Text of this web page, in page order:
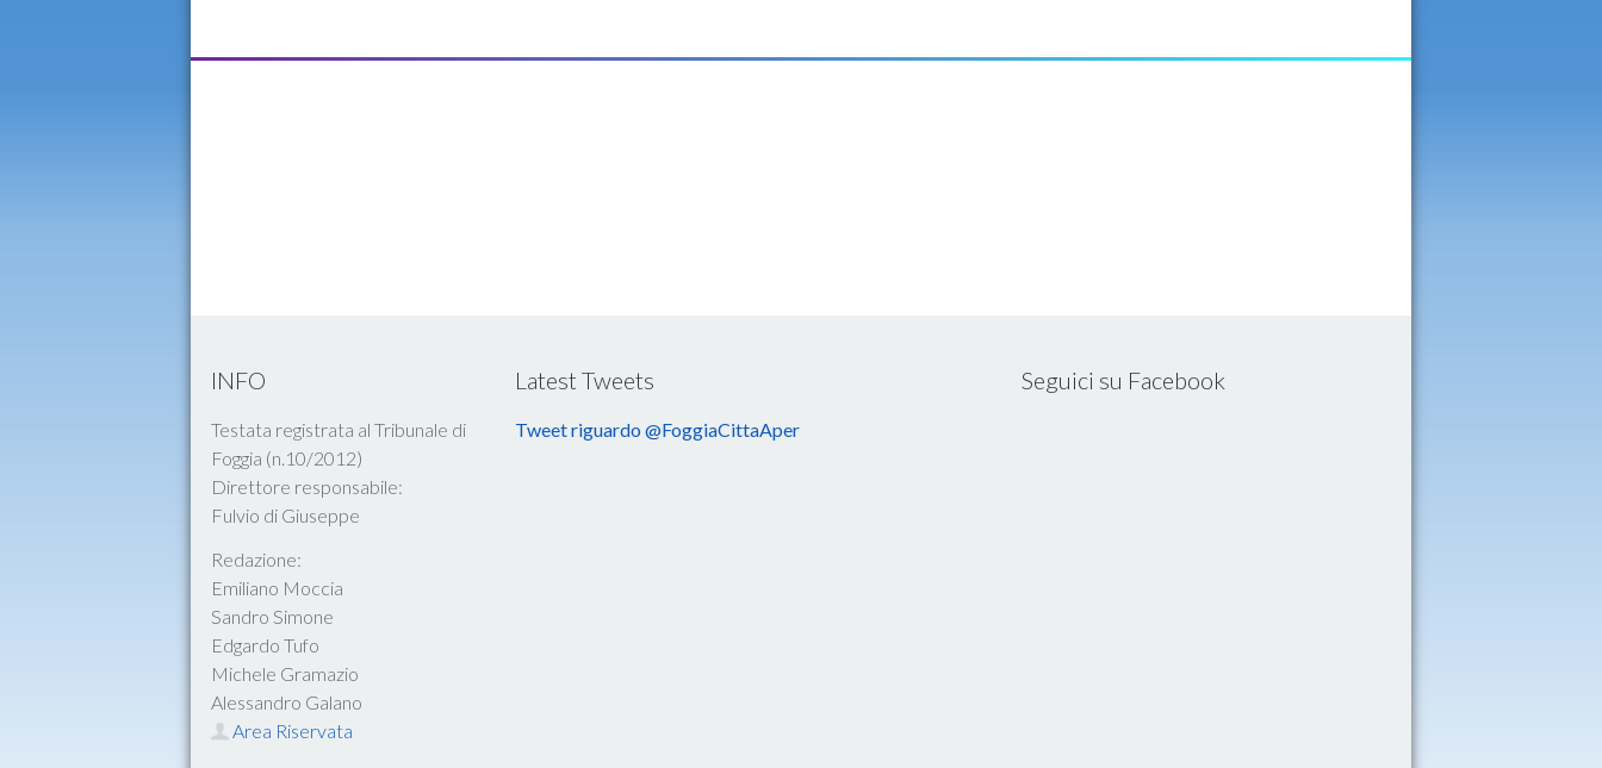
INFO
Testata registrata al Tribunale di
Foggia (n.10/2012)
Direttore responsabile:
Fulvio di Giuseppe
Redazione:
Emiliano Moccia
Sandro Simone
Edgardo Tufo
Michele Gramazio
Alessandro Galano
Area Riservata
Latest Tweets
Tweet riguardo @FoggiaCittaAper
Seguici su Facebook